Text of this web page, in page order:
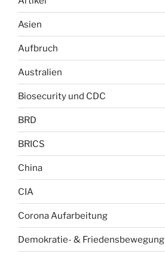
Asien
Aufbruch
Australien
Biosecurity und CDC
BRD
BRICS
China
CIA
Corona Aufarbeitung
Demokratie- & Friedensbewegung